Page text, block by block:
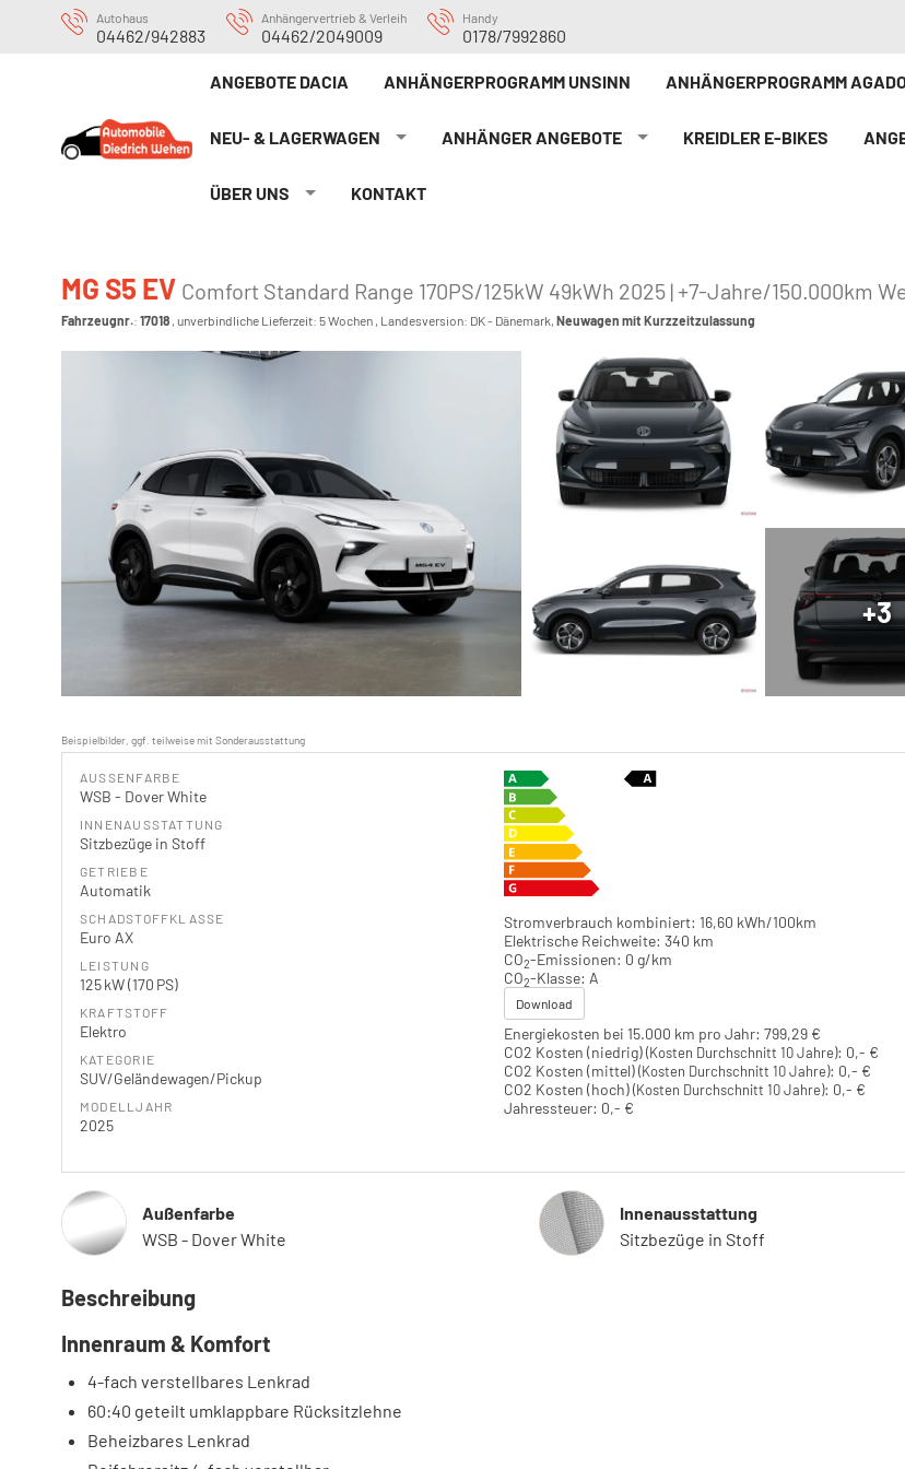
Autohaus
04462/942883
Anhängervertrieb & Verleih
04462/2049009
Handy
0178/7992860
ANGEBOTE DACIA ANHÄNGERPROGRAMM UNSINN ANHÄNGERPROGRAMM
NEU- & LAGERWAGEN ANHÄNGER ANGEBOTE KREIDLER E-BIKE`S
ÜBER UNS KONTAKT
MG S5 EV Comfort Standard Range 170PS/125kW 49kWh 2025 | +7-Jahre/150.000km
Fahrzeugnr.: 17018 , unverbindliche Lieferzeit: 5 Wochen , Landesversion: DK - Dänemark, Neuwagen mit Kurzzeitzulassung
+3
Beispielbilder, ggf. teilweise mit Sonderausstattung
AUSSENFARBE
WSB - Dover White
INNENAUSSTATTUNG
Sitzbezüge in Stoff
GETRIEBE
Automatik
SCHADSTOFFKLASSE
Euro AX
LEISTUNG
125 kW (170 PS)
KRAFTSTOFF
Elektro
KATEGORIE
SUV/Geländewagen/Pickup
MODELLJAHR
2025
Stromverbrauch kombiniert: 16,60 kWh/100km
Elektrische Reichweite: 340 km
CO2-Emissionen: 0 g/km
CO2-Klasse: A
Download
Energiekosten bei 15.000 km pro Jahr: 799,29 €
CO2 Kosten (niedrig)(Kosten Durchschnitt 10 Jahre): 0,- €
CO2 Kosten (mittel)(Kosten Durchschnitt 10 Jahre): 0,- €
CO2 Kosten (hoch)(Kosten Durchschnitt 10 Jahre): 0,- €
Jahressteuer: 0,- €
Außenfarbe
WSB - Dover White
InnenausstattungInnenausstattung
Sitzbezüge in Stoff
Beschreibung
Innenraum & Komfort
4-fach verstellbares Lenkrad
60:40 geteilt umklappbare Rücksitzlehne
Beheizbares Lenkrad